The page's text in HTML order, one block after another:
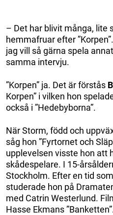
– Det har blivit många, lite
hemmafruar efter
jag vill så gärna spela
samma intervju.
”Korpen” ja. Det är förstås
Korpen” i vilken hon
också i ”Hedebyborna”.
När Storm, född och
såg hon ”Fyrtornet och
upplevelsen visste hon att
skådespelare. I 15-
Stockholm. Efter en tid
studerade hon på
med Catrin Westerlund.
Hasse Ekmans